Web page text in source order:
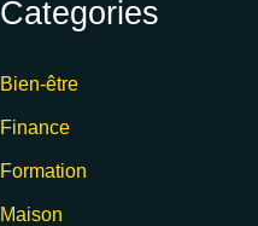
Categories
Bien-être
Finance
Formation
Maison